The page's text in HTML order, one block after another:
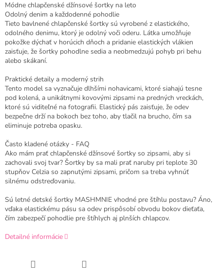
Módne chlapčenské džínsové šortky na leto
Odolný denim a každodenné pohodlie
Tieto bavlnené chlapčenské šortky sú vyrobené z elastického,
odolného denimu, ktorý je odolný voči oderu. Látka umožňuje
pokožke dýchať v horúcich dňoch a pridanie elastických vlákien
zaisťuje, že šortky pohodlne sedia a neobmedzujú pohyb pri behu
alebo skákaní.
Praktické detaily a moderný strih
Tento model sa vyznačuje dlhšími nohavicami, ktoré siahajú tesne
pod kolená, a unikátnymi kovovými zipsami na predných vreckách,
ktoré sú viditeľné na fotografii. Elastický pás zaisťuje, že odev
bezpečne drží na bokoch bez toho, aby tlačil na brucho, čím sa
eliminuje potreba opasku.
Často kladené otázky - FAQ
Ako mám prať chlapčenské džínsové šortky so zipsami, aby si
zachovali svoj tvar? Šortky by sa mali prať naruby pri teplote 30
stupňov Celzia so zapnutými zipsami, pričom sa treba vyhnúť
silnému odstreďovaniu.
Sú letné detské šortky MASHMNIE vhodné pre štíhlu postavu? Áno,
vďaka elastickému pásu sa odev prispôsobí obvodu bokov dieťaťa,
čím zabezpečí pohodlie pre štíhlych aj plnších chlapcov.
Detailné informácie